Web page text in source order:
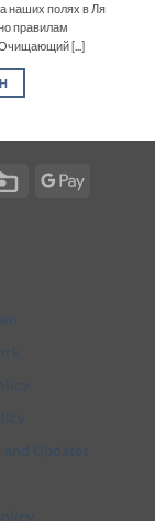
наших полях в Ля
правилам
Очищающий [...]
Credit
Google
Updates